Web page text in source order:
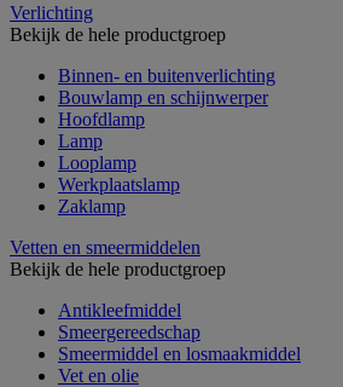
Verlichting
Bekijk de hele productgroep
Binnen- en buitenverlichting
Bouwlamp en schijnwerper
Hoofdlamp
Lamp
Looplamp
Werkplaatslamp
Zaklamp
Vetten en smeermiddelen
Bekijk de hele productgroep
Antikleefmiddel
Smeergereedschap
Smeermiddel en losmaakmiddel
Vet en olie